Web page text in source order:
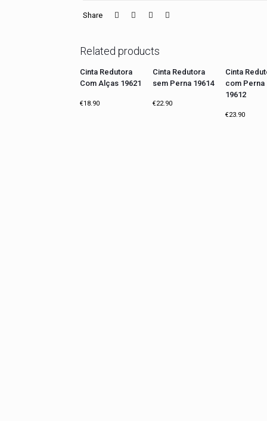
Share
Related products
TOP VENDAS
Cinta Redutora
Com Alças 19621
€18.90
Cinta Redutora
sem Perna 19614
€22.90
Cinta
com Perna
19612
€23.90